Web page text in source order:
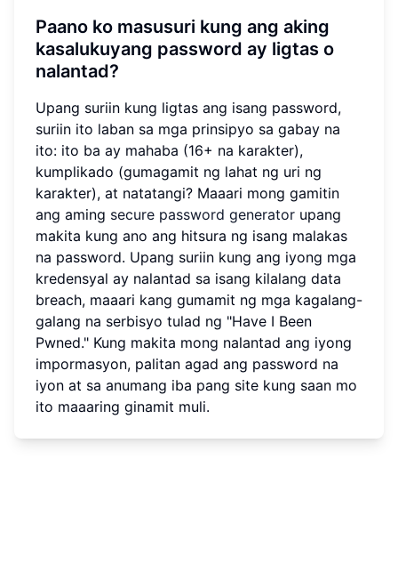
Paano ko masusuri kung ang aking
kasalukuyang password ay ligtas o
nalantad?
Upang suriin kung ligtas ang isang password,
suriin ito laban sa mga prinsipyo sa gabay na
ito: ito ba ay mahaba (16+ na karakter),
kumplikado (gumagamit ng lahat ng uri ng
karakter), at natatangi? Maaari mong gamitin
ang aming secure password generator upang
makita kung ano ang hitsura ng isang malakas
na password. Upang suriin kung ang iyong mga
kredensyal ay nalantad sa isang kilalang data
breach, maaari kang gumamit ng mga kagalang-
galang na serbisyo tulad ng "Have I Been
Pwned." Kung makita mong nalantad ang iyong
impormasyon, palitan agad ang password na
iyon at sa anumang iba pang site kung saan mo
ito maaaring ginamit muli.